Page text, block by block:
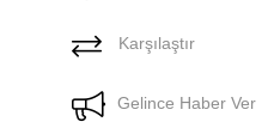
Karşılaştır
Gelince Haber Ver